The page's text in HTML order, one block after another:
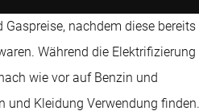
nachdem diese bereits
Während die Elektrifizierung
wie vor auf Benzin und
und Kleidung Verwendung finden.